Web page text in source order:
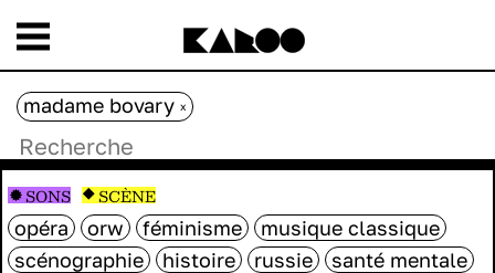
opéra orw féminisme
musique classique
scénographie
histoire russie
santé mentale
SONS SCÈNE
madame bovary x